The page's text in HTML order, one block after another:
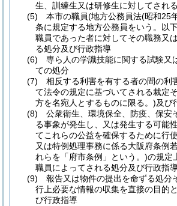
生、訓練生又は研修生に対してされ
(5)
本市の職員(地方公務員法(昭和25
条に規定する地方公務員をいう。以
職員であった者に対してその職務又
る処分及び行政指導
(6)
専ら人の学識技能に関する試験又
ての処分
(7)
相反する利害を有する者の間の利
て法令の規定に基づいてされる裁定
方を名宛人とするものに限る。)及び
(8)
公衆衛生、環境保全、防疫、保安
る事象が発生し、又は発生する可能
てこれらの公益を確保するために行
又は特例処理事務に係る大阪府条例
れらを「府市条例」という。)の規定
職員によってされる処分及び行政指
(9)
報告又は物件の提出を命ずる処分
行上必要な情報の収集を直接の目的
び行政指導